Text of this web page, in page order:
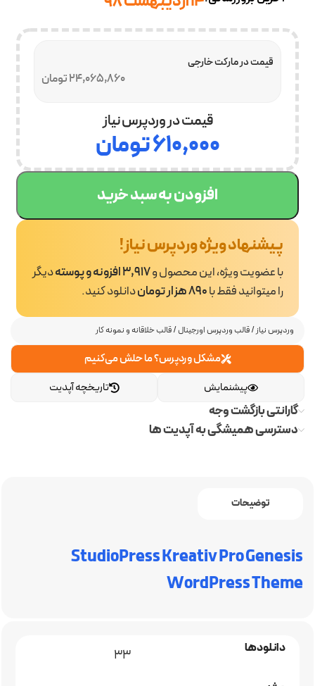
وردپرس نیاز/قالب وردپرس اورجینال/قالب خلاقانه و نمونه کار
مشکل وردپرس؟ ما حلش می‌کنیم
تاریخچه آپدیت
پیشنمایش
گارانتی بازگشت وجه
دسترسی همیشگی به آپدیت ها
24,065,860 تومان
قیمت در مارکت خارجی
قیمت در وردپرس نیاز
۶۱۰,۰۰۰تومان
افزودن به سبد خرید
پیشنهاد ویژه وردپرس نیاز!
با عضویت ویژه، این محصول و3,917 افزونه و پوسته
دیگر
را میتوانید فقط با890 هزار تومان دانلود کنید.
توضیحات
StudioPress Kreativ Pro Genesis
WordPress Theme
دانلودها 33